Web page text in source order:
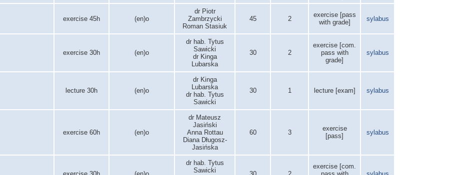
exercise 45h (en)o
dr Piotr
Zambrzycki
Roman Stasiuk
45 2
exercise [pass
with grade]
sylabus
exercise 30h (en)o
dr hab. Tytus
Sawicki
dr Kinga
Lubarska
30 2
exercise [com.
pass with
grade]
sylabus
lecture 30h (en)o
dr Kinga
Lubarska
dr hab. Tytus
Sawicki
30 1 lecture [exam] sylabus
exercise 60h (en)o
dr Mateusz
Jasiński
Anna Rottau
Diana Długosz-
Jasińska
60 3
exercise
[pass]
sylabus
dr hab. Tytus
Sawicki
exercise [com.